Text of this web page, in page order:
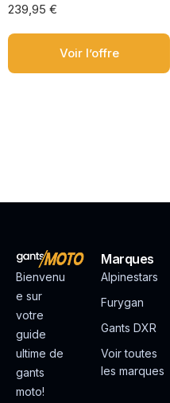
239,95 €
Voir l’offre
Bienvenu
e sur
votre
guide
ultime de
gants
moto!
Marques
Alpinestars
Furygan
Gants DXR
Voir toutes
les marques